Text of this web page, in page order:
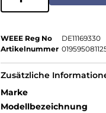
WEEE Reg No
DE11169330
Artikelnummer
Zusätzliche
Marke
Modellbezeichnung